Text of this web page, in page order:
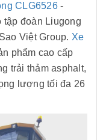
CLG6526-
tập đoàn Liugong
Việt Group. Xe
phẩm cao cấp
trải thảm asphalt,
lượng tối đa 26